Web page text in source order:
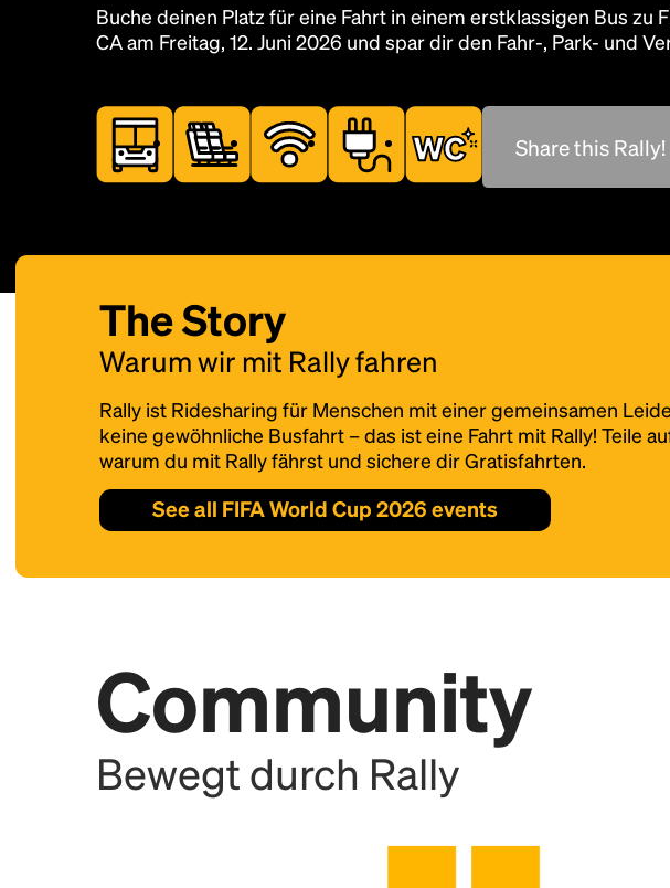
Buche deinen Platz für eine Fahrt in einem erstklassigen Bus zu
CA am Freitag, 12. Juni 2026 und spar dir den Fahr-, Park- und
Share this Rally!
The Story
Warum wir mit Rally fahren
Rally ist Ridesharing für Menschen mit einer gemeinsamen
keine gewöhnliche Busfahrt – das ist eine Fahrt mit Rally! Teile
warum du mit Rally fährst und sichere dir Gratisfahrten.
See all FIFA World Cup 2026 events
Community
Bewegt durch Rally